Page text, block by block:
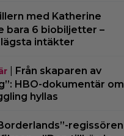
med Katherine
bara 6 biobiljetter –
intäkter
| Från skaparen av
HBO-dokumentär om
hyllas
regissören